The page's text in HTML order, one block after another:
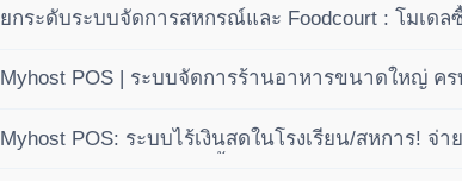
ยกระดับระบบจัดการสหกรณ์และ Foodcourt : โมเด
Myhost POS | ระบบจัดการร้านอาหารขนาดใหญ่ ค
Myhost POS: ระบบไร้เงินสดในโรงเรียน/สหการ!